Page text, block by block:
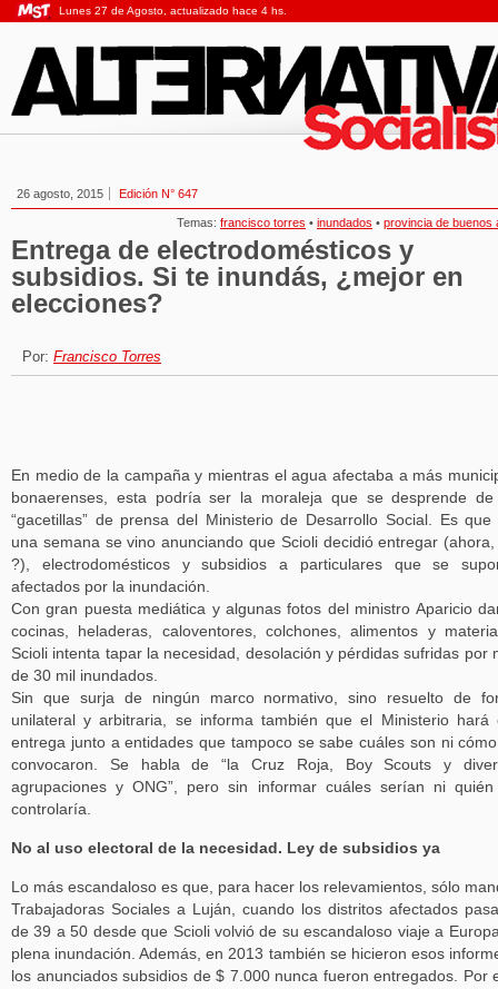
Lunes 27 de Agosto, actualizado hace 4 hs.
26 agosto, 2015 Edición N° 647
Temas: francisco torres • inundados • provincia de buenos
Entrega de electrodomésticos y
subsidios. Si te inundás, ¿mejor en
elecciones?
Por: Francisco Torres
En medio de la campaña y mientras el agua afectaba a más
bonaerenses, esta podría ser la moraleja que se desprende
“gacetillas” de prensa del Ministerio de Desarrollo Social. Es que
una semana se vino anunciando que Scioli decidió entregar
?), electrodomésticos y subsidios a particulares que se
afectados por la inundación.
Con gran puesta mediática y algunas fotos del ministro Aparicio
cocinas, heladeras, caloventores, colchones, alimentos y
Scioli intenta tapar la necesidad, desolación y pérdidas sufridas por
de 30 mil inundados.
Sin que surja de ningún marco normativo, sino resuelto de
unilateral y arbitraria, se informa también que el Ministerio hará
entrega junto a entidades que tampoco se sabe cuáles son ni
convocaron. Se habla de “la Cruz Roja, Boy Scouts y
agrupaciones y ONG”, pero sin informar cuáles serían ni
controlaría.
No al uso electoral de la necesidad. Ley de subsidios ya
Lo más escandaloso es que, para hacer los relevamientos, sólo
Trabajadoras Sociales a Luján, cuando los distritos afectados
de 39 a 50 desde que Scioli volvió de su escandaloso viaje a
plena inundación. Además, en 2013 también se hicieron esos
los anunciados subsidios de $ 7.000 nunca fueron entregados. Por